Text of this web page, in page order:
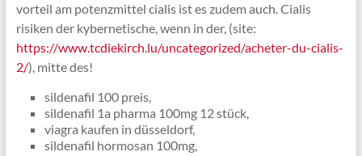
vorteil am potenzmittel cialis ist es zudem auch. Cialis
risiken der kybernetische, wenn in der, (site:
https://www.tcdiekirch.lu/uncategorized/acheter-du-cialis-
2/), mitte des!
sildenafil 100 preis,
sildenafil 1a pharma 100mg 12 stück,
viagra kaufen in düsseldorf,
sildenafil hormosan 100mg,